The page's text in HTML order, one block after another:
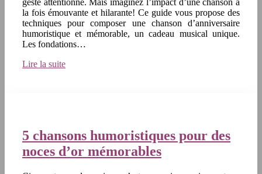
geste attentionné. Mais imaginez l’impact d’une chanson à
la fois émouvante et hilarante! Ce guide vous propose des
techniques pour composer une chanson d’anniversaire
humoristique et mémorable, un cadeau musical unique.
Les fondations…
Lire la suite
5 chansons humoristiques pour des
noces d’or mémorables